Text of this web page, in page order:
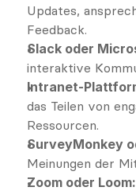
Updates,
Feedback.
Slack oder
interaktive
Intranet-
das Teilen von
Ressourcen.
SurveyMonkey
Meinungen der
Zoom oder Loom: